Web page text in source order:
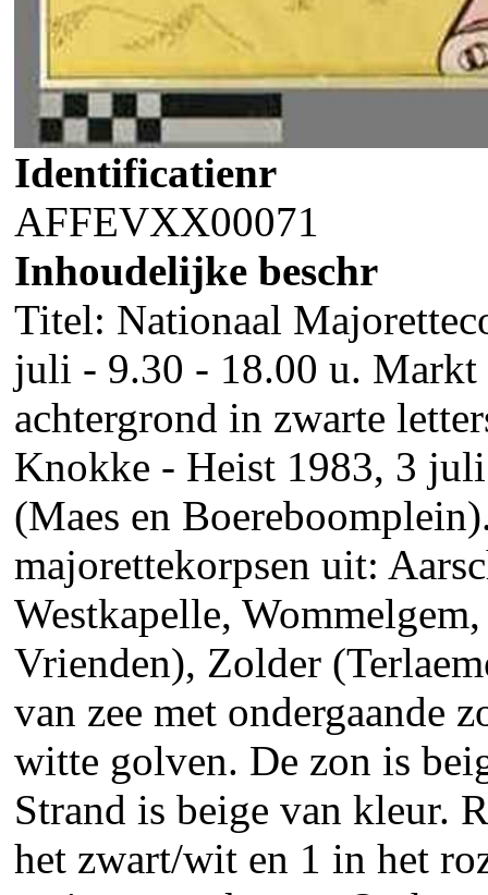
Identificatienr
AFFEVXX00071
Inhoudelijke beschr
Titel: Nationaal
juli - 9.30 - 18.00 u. Markt
achtergrond in zwarte
Knokke - Heist 1983, 3
(Maes en
majorettekorpsen uit:
Westkapelle,
Vrienden), Zolder
van zee met ondergaande
witte golven. De zon is
Strand is beige van kleur.
het zwart/wit en 1 in het